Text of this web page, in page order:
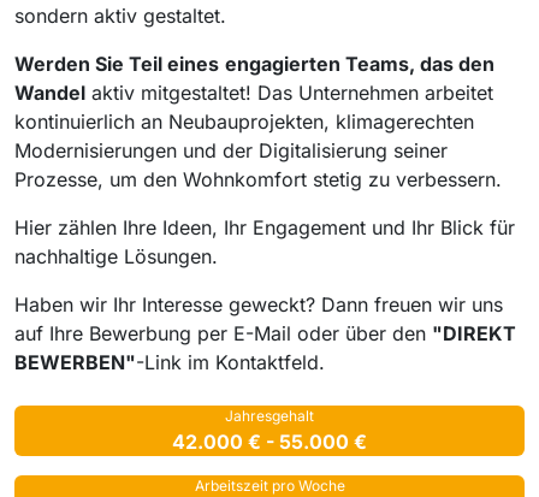
sondern aktiv gestaltet.
Werden Sie Teil eines engagierten Teams, das den
Wandel aktiv mitgestaltet! Das Unternehmen arbeitet
kontinuierlich an Neubauprojekten, klimagerechten
Modernisierungen und der Digitalisierung seiner
Prozesse, um den Wohnkomfort stetig zu verbessern.
Hier zählen Ihre Ideen, Ihr Engagement und Ihr Blick für
nachhaltige Lösungen.
Haben wir Ihr Interesse geweckt? Dann freuen wir uns
auf Ihre Bewerbung per E-Mail oder über den "DIREKT
BEWERBEN"-Link im Kontaktfeld.
Jahresgehalt
42.000 € - 55.000 €
Arbeitszeit pro Woche